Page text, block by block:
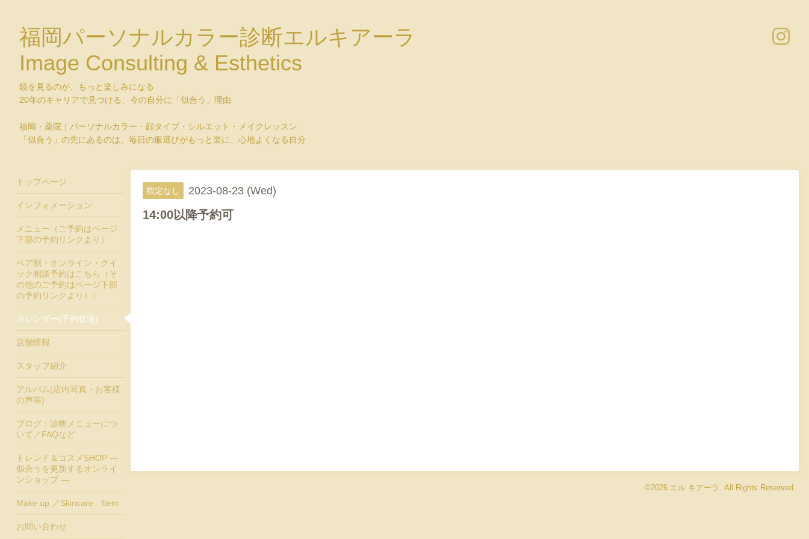
福岡パーソナルカラー診断エルキアーラ
Image Consulting & Esthetics
鏡を見るのが、もっと楽しみになる
20年のキャリアで見つける、今の自分に「似合う」理由
福岡・薬院｜パーソナルカラー・顔タイプ・シルエット・メイクレッスン
「似合う」の先にあるのは、毎日の服選びがもっと楽に、心地よくなる自分
指定なし 2023-08-23 (Wed)
14:00以降予約可
©2026 エル キアーラ . All Rights Reserved.
トップページ
インフォメーション
メニュー（ご予約はページ
下部の予約リンクより）
ペア割・オンライン・クイ
ック相談予約はこちら（そ
の他のご予約はページ下部
の予約リンクより））
カレンダー(予約状況)
店舗情報
スタッフ紹介
アルバム(店内写真・お客様
の声等)
ブログ：診断メニューにつ
いて／FAQなど
トレンド＆コスメSHOP ―
似合うを更新するオンライ
ンショップ ―
Make up ／Skincare Item
お問い合わせ